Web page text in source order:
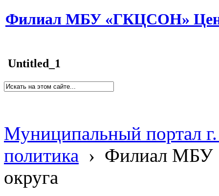
Филиал МБУ «ГКЦСОН»
Untitled_1
Муниципальный портал
политика › Филиал МБУ
округа